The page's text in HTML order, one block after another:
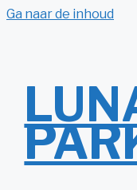
Ga naar de inhoud